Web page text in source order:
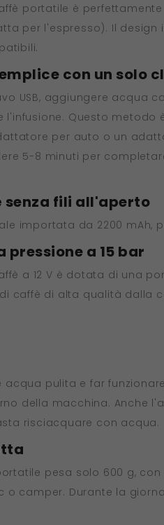
portatile è
per l'espresso). Il
con un solo
USB, aggiungere acqua
l'infusione. Questo metodo
per auto o un
5-8 minuti per
senza fili all'aperto
importata da 2200
pressione a 15 bar
a 12 V è dotata di una
caffè di alta qualità dalla
acqua pulita e far
della macchina. Anche
risciacquare con acqua.
pesa solo 600 g,
o camper. Durante la